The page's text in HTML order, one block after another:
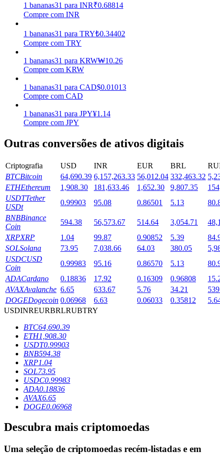
Estacamento
Altos retornos e acesso instantâneo
Launchpool
Staking flexível para ganhar tokens populares.
Bloqueios de BTR
Investimentos exclusivos para titulares de BTR
Empréstimos
Serviço de empréstimo apoiado por criptografia
1 bananas31 para INR₹0.68814
Compre com INR
1 bananas31 para TRY₺0.34402
Compre com TRY
1 bananas31 para KRW₩10.26
Compre com KRW
1 bananas31 para CAD$0.01013
Compre com CAD
1 bananas31 para JPY¥1.14
Compre com JPY
Outras conversões de ativos digitais
Criptografia USD INR EUR BRL
BTCBitcoin 64,690.39 6,157,263.33 56,012.04 332,463.32
ETHEthereum 1,908.30 181,633.46 1,652.30 9,807.35
USDTTether
USDt
0.99903 95.08 0.86501 5.13
BNBBinance
Coin
594.38 56,573.67 514.64 3,054.71
XRPXRP 1.04 99.87 0.90852 5.39
SOLSolana 73.95 7,038.66 64.03 380.05
USDCUSD
Coin
0.99983 95.16 0.86570 5.13
ADACardano 0.18836 17.92 0.16309 0.96808
AVAXAvalanche 6.65 633.67 5.76 34.21
DOGEDogecoin 0.06968 6.63 0.06033 0.35812
USDINREURBRLRUBTRY
BTC64,690.39
ETH1,908.30
USDT0.99903
BNB594.38
XRP1.04
SOL73.95
USDC0.99983
ADA0.18836
AVAX6.65
DOGE0.06968
Descubra mais criptomoedas
Uma seleção de criptomoedas recém-listadas e em